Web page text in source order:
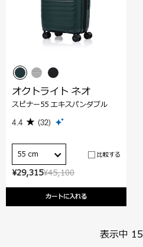
¥45,100
¥29,315
カートに入れる
オクトライト ネオ
スピナー55 エキスパンダブル
4.4 (32)
55 cm 比較する
表示中 15